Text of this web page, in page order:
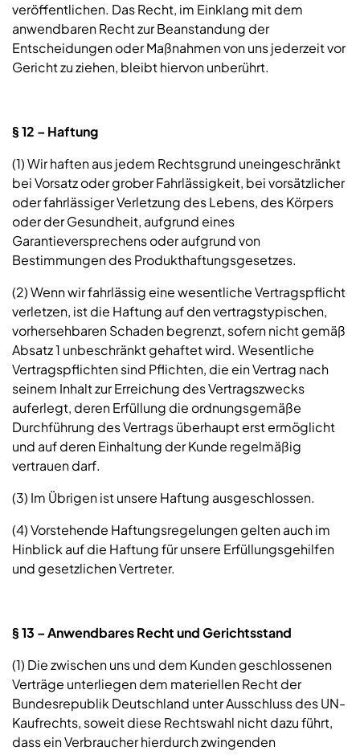
veröffentlichen. Das Recht, im Einklang mit dem
anwendbaren Recht zur Beanstandung der
Entscheidungen oder Maßnahmen von uns jederzeit vor
Gericht zu ziehen, bleibt hiervon unberührt.
§ 12 – Haftung
(1) Wir haften aus jedem Rechtsgrund uneingeschränkt
bei Vorsatz oder grober Fahrlässigkeit, bei vorsätzlicher
oder fahrlässiger Verletzung des Lebens, des Körpers
oder der Gesundheit, aufgrund eines
Garantieversprechens oder aufgrund von
Bestimmungen des Produkthaftungsgesetzes.
(2) Wenn wir fahrlässig eine wesentliche Vertragspflicht
verletzen, ist die Haftung auf den vertragstypischen,
vorhersehbaren Schaden begrenzt, sofern nicht gemäß
Absatz 1 unbeschränkt gehaftet wird. Wesentliche
Vertragspflichten sind Pflichten, die ein Vertrag nach
seinem Inhalt zur Erreichung des Vertragszwecks
auferlegt, deren Erfüllung die ordnungsgemäße
Durchführung des Vertrags überhaupt erst ermöglicht
und auf deren Einhaltung der Kunde regelmäßig
vertrauen darf.
(3) Im Übrigen ist unsere Haftung ausgeschlossen.
(4) Vorstehende Haftungsregelungen gelten auch im
Hinblick auf die Haftung für unsere Erfüllungsgehilfen
und gesetzlichen Vertreter.
§ 13 – Anwendbares Recht und Gerichtsstand
(1) Die zwischen uns und dem Kunden geschlossenen
Verträge unterliegen dem materiellen Recht der
Bundesrepublik Deutschland unter Ausschluss des UN-
Kaufrechts, soweit diese Rechtswahl nicht dazu führt,
dass ein Verbraucher hierdurch zwingenden